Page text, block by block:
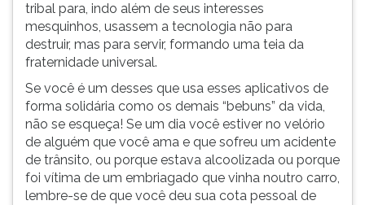
tribal para, indo além de seus interesses
mesquinhos, usassem a tecnologia não para
destruir, mas para servir, formando uma teia da
fraternidade universal.
Se você é um desses que usa esses aplicativos de
forma solidária como os demais “bebuns” da vida,
não se esqueça! Se um dia você estiver no velório
de alguém que você ama e que sofreu um acidente
de trânsito, ou porque estava alcoolizada ou porque
foi vítima de um embriagado que vinha noutro carro,
lembre-se de que você deu sua cota pessoal de